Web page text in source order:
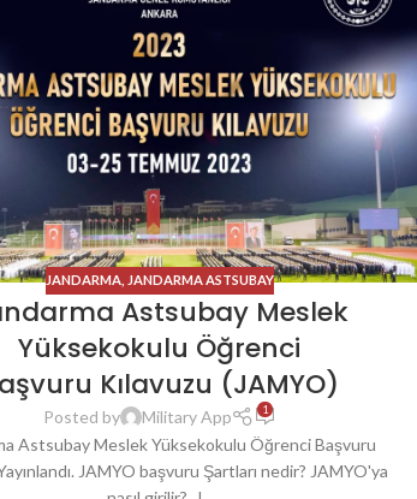
JANDARMA, JANDARMA ASTSUBAY
Astsubay Meslek
Yüksekokulu Öğrenci
Kılavuzu (JAMYO)
Posted by Military App 1
Astsubay Meslek Yüksekokulu Öğrenci Başvuru
JAMYO başvuru Şartları nedir? JAMYO'ya